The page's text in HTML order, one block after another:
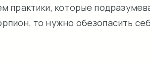
практики, которые
то нужно обезопасить